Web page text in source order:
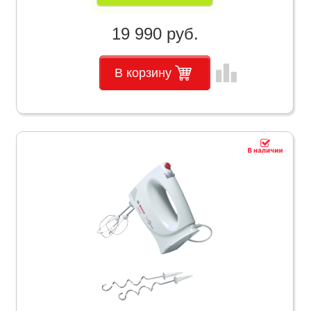
19 990 руб.
В корзину leaderboard